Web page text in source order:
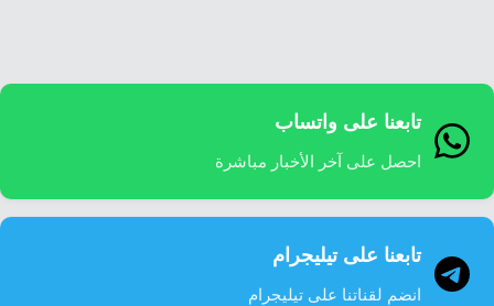
تقارير صور
فيديو تابعنا على واتساب
احصل على آخر الأخبار مباشرة
تابعنا على تيليجرام
انضم لقناتنا على تيليجرام